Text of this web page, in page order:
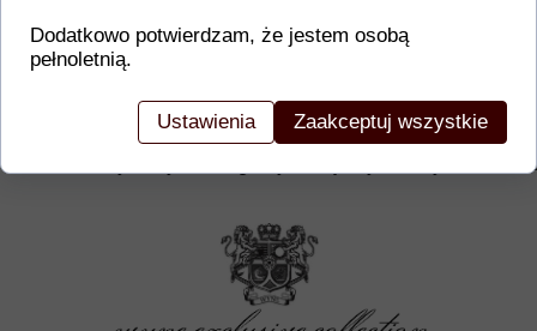
Dodatkowe informacje o produkcie
W tej sekcji warto umieścić istotne informacje,
gwarancji, zalecenia dotyczące montażu/
certyfikaty lub nagrody. Dzięki tym danym
Dodatkowo potwierdzam, że jestem osobą
pełnoletnią.
Ustawienia Zaakceptuj wszystkie